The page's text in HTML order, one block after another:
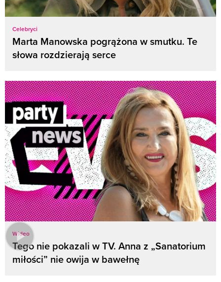
Celebryci
Marta Manowska pogrążona w smutku. Te
słowa rozdzierają serce
Wideo
Tego nie pokazali w TV. Anna z „Sanatorium
miłości” nie owija w bawełnę